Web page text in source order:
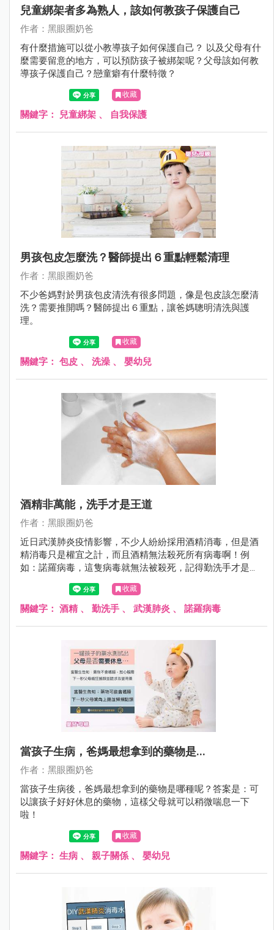
兒童綁架者多為熟人，該如何教孩子保護自己
作者：黑眼圈奶爸
有什麼措施可以從小教導孩子如何保護自己？ 以及父母有什
麼需要留意的地方，可以預防孩子被綁架呢？父母該如何教
導孩子保護自己？戀童癖有什麼特徵？
收藏
關鍵字： 兒童綁架 、 自我保護
男孩包皮怎麼洗？醫師提出６重點輕鬆清理
作者：黑眼圈奶爸
不少爸媽對於男孩包皮清洗有很多問題，像是包皮該怎麼清
洗？需要推開嗎？醫師提出６重點，讓爸媽聰明清洗與護
理。
收藏
關鍵字： 包皮 、 洗澡 、 嬰幼兒
酒精非萬能，洗手才是王道
作者：黑眼圈奶爸
近日武漢肺炎疫情影響，不少人紛紛採用酒精消毒，但是酒
精消毒只是權宜之計，而且酒精無法殺死所有病毒啊！例
如：諾羅病毒，這隻病毒就無法被殺死，記得勤洗手才是王
收藏
關鍵字： 酒精 、 勤洗手 、 武漢肺炎 、 諾羅病毒
當孩子生病，爸媽最想拿到的藥物是...
作者：黑眼圈奶爸
當孩子生病後，爸媽最想拿到的藥物是哪種呢？答案是：可
以讓孩子好好休息的藥物，這樣父母就可以稍微喘息一下
啦！
收藏
關鍵字： 生病 、 親子關係 、 嬰幼兒